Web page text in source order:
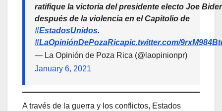
ratifique la victoria del presidente electo Joe
después de la violencia en el Capitolio de
#EstadosUnidos.
#LaOpiniónDePozaRicapic.twitter.com/
— La Opinión de Poza Rica (@laopinionpr)
January 6, 2021
A través de la guerra y los conflictos, Estados